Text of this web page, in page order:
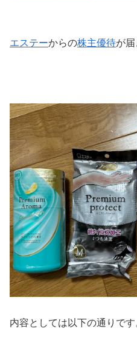
エステーからの株主優待が届
内容としては以下の通りです